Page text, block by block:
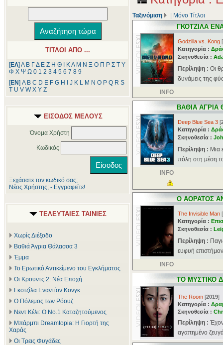
ΤΙΤΛΟΙ ΑΠΟ ...
[ΕΛ] Α Β ΓΔ Ε Ζ Η Θ ΚΛ Μ Ν Ξ Ο Π Ρ Σ Τ Υ
Φ Χ Ψ Ω 0 1 2 3 4 5 6 7 8 9
[ΕΝ] A B C D E F G H J K L M N O P Q R S
T U V W X Y Z
ΕΙΣΟΔΟΣ ΜΕΛΟΥΣ
Όνομα Χρήστη
Κωδικός
Ξεχάσατε τον κωδικό σας;
Νέος Χρήστης; - Εγγραφείτε!
ΤΕΛΕΥΤΑΙΕΣ ΤΑΙΝΙΕΣ
Χωρίς Διέξοδο
Βαθιά Άγρια Θάλασσα 3
Έμμα
Το Ερωτικό Αντικείμενο του Εγκλήματος
Οι Κρουντς 2: Νέα Εποχή
Γκοτζίλα Εναντίον Κονγκ
Ο Πόλεμος των Ρόουζ
Νεντ Κέλι: Ο Νο.1 Καταζητούμενος
Μπάρμπι Dreamtopia: Η Γιορτή της
Χαράς
Οι Τρεις Φυγάδες
Ταξινόμιση Μόνο Τίτλοι
ΓΚΟΤΖΙΛΑ
Godzilla vs. Kong [
Κατηγορία :
Σκηνοθεσία :
Περίληψη : Οι
δυνάμεις της
INFO
ΒΑΘΙΑ ΑΓΡΙΑ
Deep Blue Sea 3 [
Κατηγορία :
Σκηνοθεσία :
Περίληψη : Μια
πόλη στη μέση
INFO
Ο ΑΟΡΑΤΟΣ
The Invisible Man [
Κατηγορία :
Σκηνοθεσία :
Περίληψη :
ευφυή
INFO
ΤΟ ΜΥΣΤΙΚΟ
The Room [2019]
Κατηγορία :
Σκηνοθεσία :
Περίληψη :
αγαπημένο